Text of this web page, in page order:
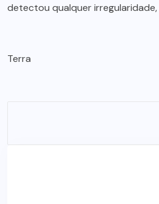
detectou qualquer
Terra